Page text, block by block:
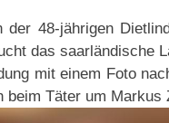
48-jährigen
das saarländische
mit einem Foto
Täter um Markus